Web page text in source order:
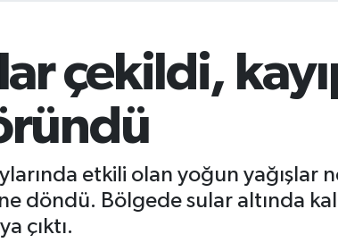
çekildi,
etkili olan yoğun yağışlar
döndü. Bölgede sular altında
çıktı.